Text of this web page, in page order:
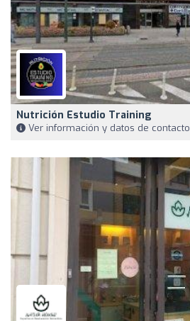
Nutrición Estudio Training
Ver información y datos de contacto